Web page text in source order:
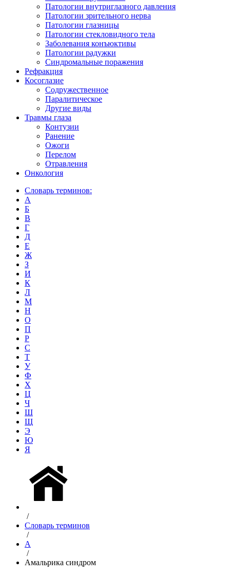
Патологии внутриглазного давления
Патологии зрительного нерва
Патологии глазницы
Патологии стекловидного тела
Заболевания конъюктивы
Патологии радужки
Синдромальные поражения
Рефракция
Косоглазие
Содружественное
Паралитическое
Другие виды
Травмы глаза
Контузии
Ранениe
Ожоги
Перелом
Отравления
Онкология
Словарь терминов:
А
Б
В
Г
Д
Е
Ж
З
И
К
Л
М
Н
О
П
Р
С
Т
У
Ф
Х
Ц
Ч
Ш
Щ
Э
Ю
Я
/
Словарь терминов
/
А
/
Амальрика синдром